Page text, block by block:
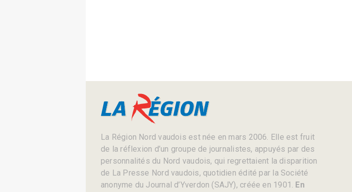
La Région Nord vaudois est née en mars 2006. Elle est fruit
de la réflexion d’un groupe de journalistes, appuyés par des
personnalités du Nord vaudois, qui regrettaient la disparition
de La Presse Nord vaudois, quotidien édité par la Société
anonyme du Journal d’Yverdon (SAJY), créée en 1901. En